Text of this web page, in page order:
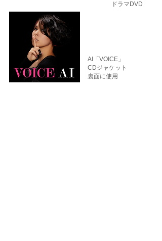
​ドラマDVD
AI「VOICE」
CDジャケット
裏面に使用